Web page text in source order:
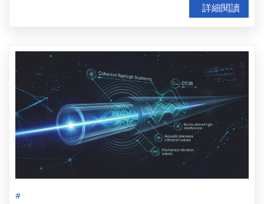
詳細閱讀
#